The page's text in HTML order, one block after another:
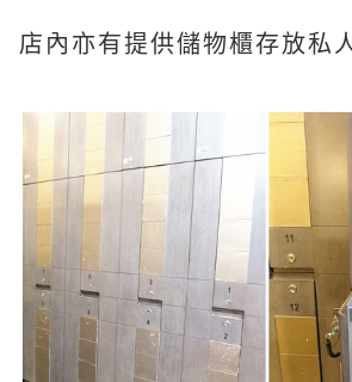
店內亦有提供儲物櫃存放私